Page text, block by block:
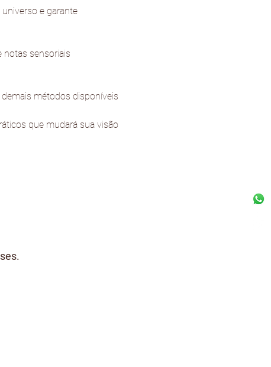
e garante
notas sensoriais
métodos disponíveis
que mudará sua visão